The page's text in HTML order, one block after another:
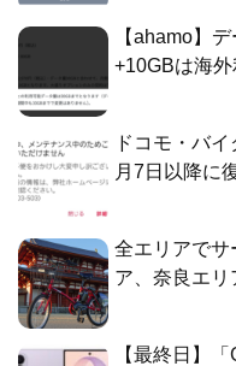
【ahamo】
+10GBは海
ドコモ・バ
月7日以降に
全エリアでサ
ア、奈良エリ
【最終日】